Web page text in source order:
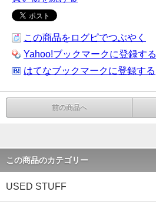
この商品をログピでつぶやく
Yahoo!ブックマークに登録する
はてなブックマークに登録する
前の商品へ
この商品のカテゴリー
USED STUFF